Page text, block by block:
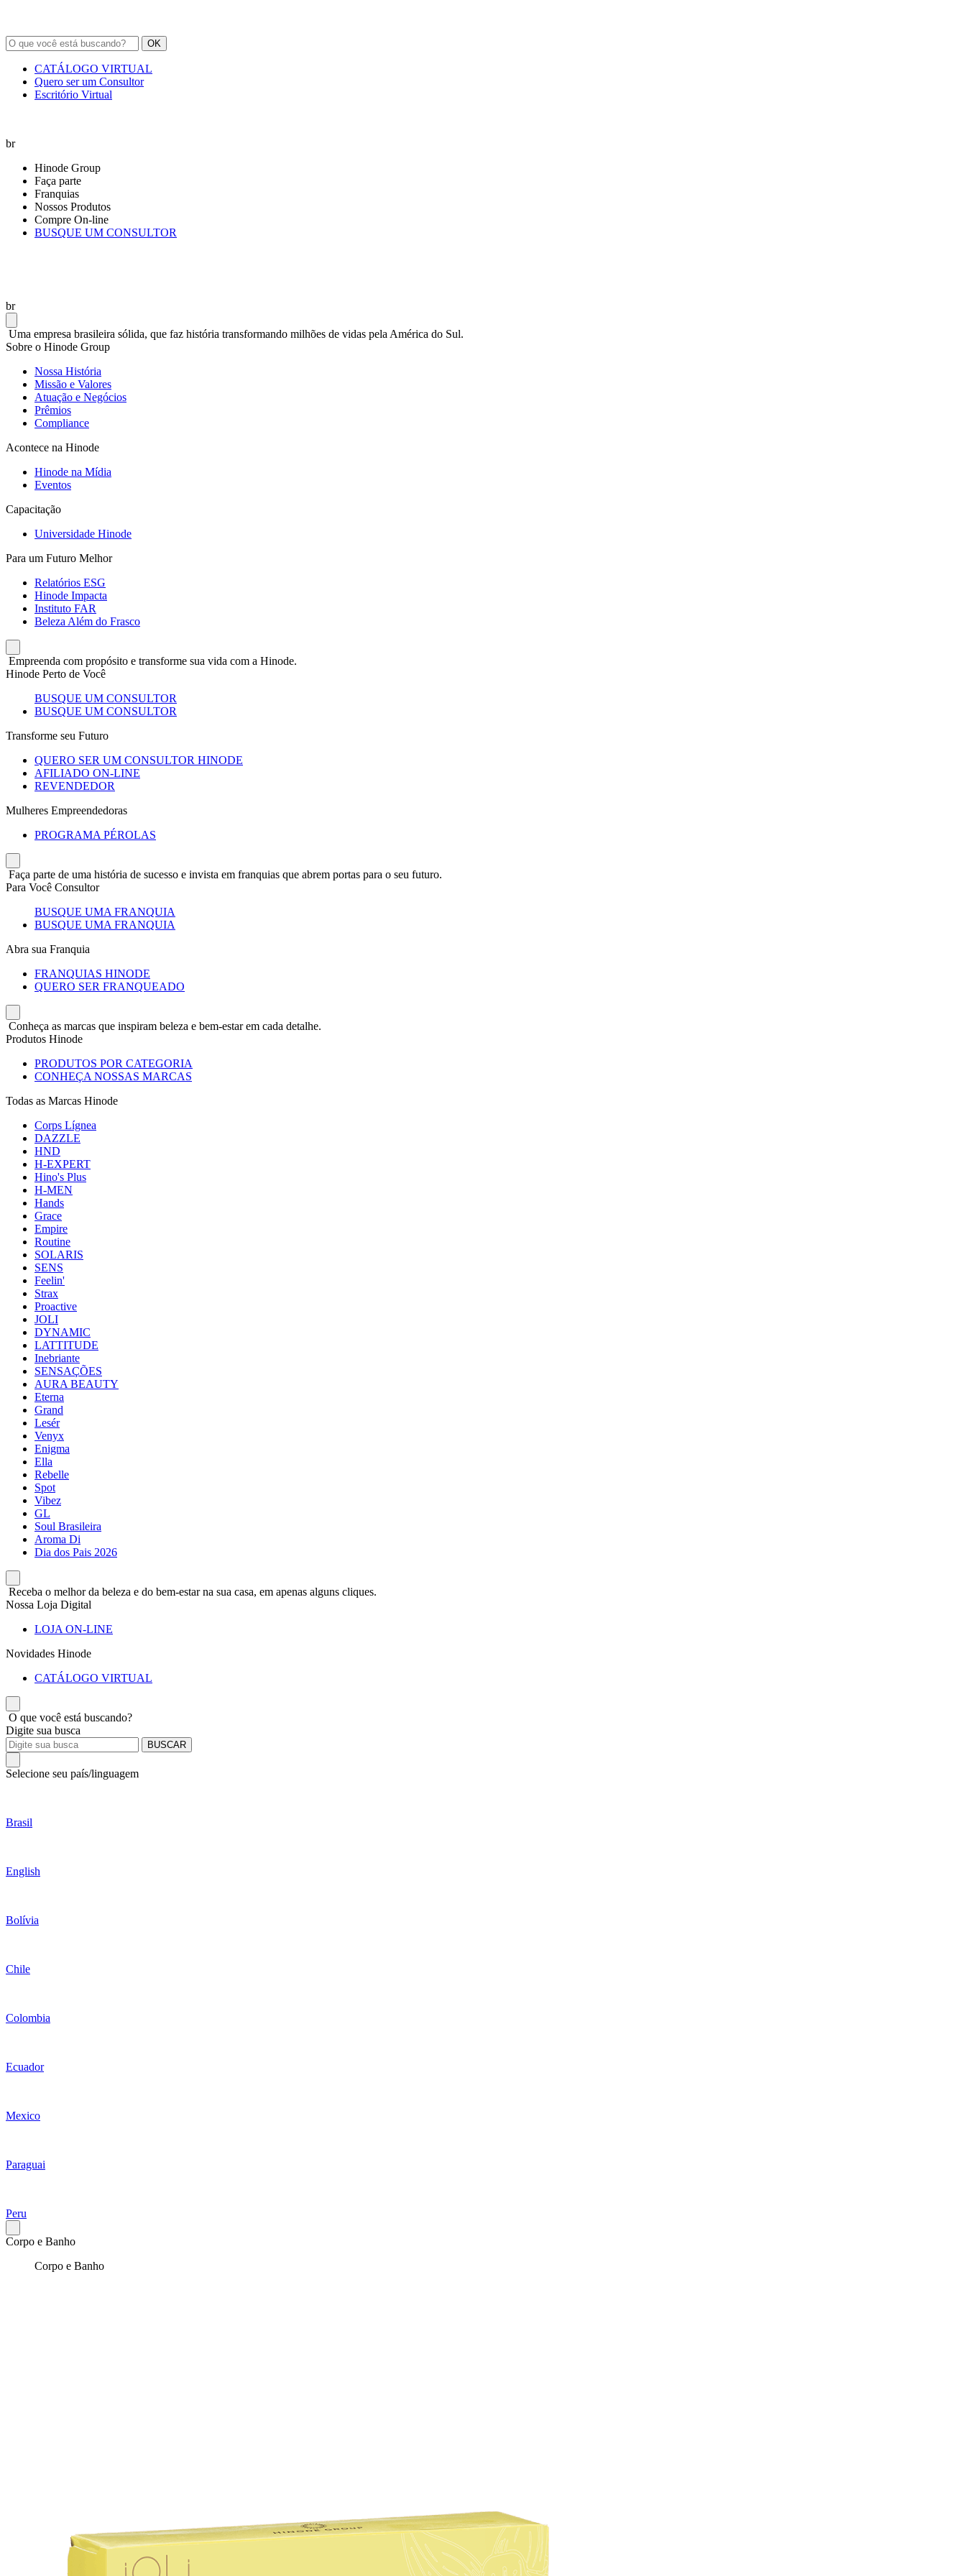
OK
CATÁLOGO VIRTUAL
Quero ser um Consultor
Escritório Virtual
br
Hinode Group
Faça parte
Franquias
Nossos Produtos
Compre On-line
BUSQUE UM CONSULTOR
br
Uma empresa brasileira sólida, que faz história transformando milhões de vidas pela América do Sul.
Sobre o Hinode Group
Nossa História
Missão e Valores
Atuação e Negócios
Prêmios
Compliance
Acontece na Hinode
Hinode na Mídia
Eventos
Capacitação
Universidade Hinode
Para um Futuro Melhor
Relatórios ESG
Hinode Impacta
Instituto FAR
Beleza Além do Frasco
Empreenda com propósito e transforme sua vida com a Hinode.
Hinode Perto de Você
BUSQUE UM CONSULTOR
BUSQUE UM CONSULTOR
Transforme seu Futuro
QUERO SER UM CONSULTOR HINODE
AFILIADO ON-LINE
REVENDEDOR
Mulheres Empreendedoras
PROGRAMA PÉROLAS
Faça parte de uma história de sucesso e invista em franquias que abrem portas para o seu futuro.
Para Você Consultor
BUSQUE UMA FRANQUIA
BUSQUE UMA FRANQUIA
Abra sua Franquia
FRANQUIAS HINODE
QUERO SER FRANQUEADO
Conheça as marcas que inspiram beleza e bem-estar em cada detalhe.
Produtos Hinode
PRODUTOS POR CATEGORIA
CONHEÇA NOSSAS MARCAS
Todas as Marcas Hinode
Corps Lígnea
DAZZLE
HND
H-EXPERT
Hino's Plus
H-MEN
Hands
Grace
Empire
Routine
SOLARIS
SENS
Feelin'
Strax
Proactive
JOLI
DYNAMIC
LATTITUDE
Inebriante
SENSAÇÕES
AURA BEAUTY
Eterna
Grand
Lesér
Venyx
Enigma
Ella
Rebelle
Spot
Vibez
GL
Soul Brasileira
Aroma Di
Dia dos Pais 2026
Receba o melhor da beleza e do bem-estar na sua casa, em apenas alguns cliques.
Nossa Loja Digital
LOJA ON-LINE
Novidades Hinode
CATÁLOGO VIRTUAL
O que você está buscando?
Digite sua busca
BUSCAR
Selecione seu país/linguagem
Brasil
English
Bolívia
Chile
Colombia
Ecuador
Mexico
Paraguai
Peru
Corpo e Banho
Corpo e Banho